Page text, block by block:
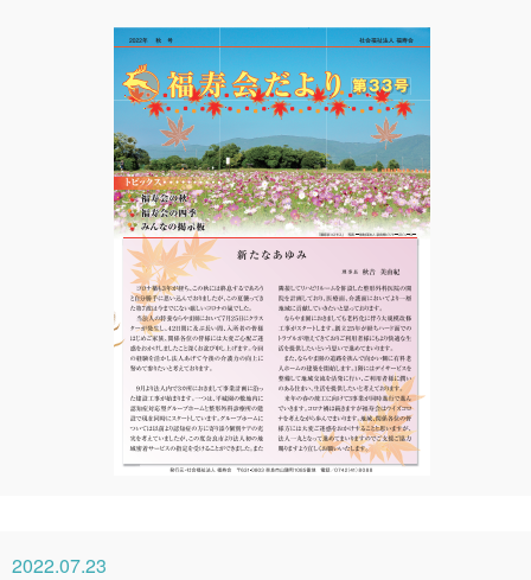
2022.07.23